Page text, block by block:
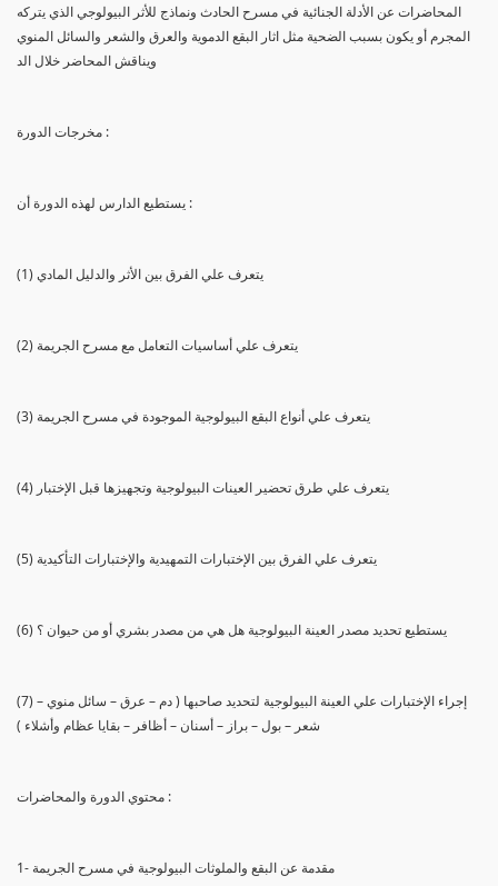
المحاضرات عن الأدلة الجنائية في مسرح الحادث ونماذج للأثر البيولوجي الذي يتركه
المجرم أو يكون بسبب الضحية مثل اثار البقع الدموية والعرق والشعر والسائل المنوي
ويناقش المحاضر خلال الد
مخرجات الدورة :
يستطيع الدارس لهذه الدورة أن :
(1) يتعرف علي الفرق بين الأثر والدليل المادي
(2) يتعرف علي أساسيات التعامل مع مسرح الجريمة
(3) يتعرف علي أنواع البقع البيولوجية الموجودة في مسرح الجريمة
(4) يتعرف علي طرق تحضير العينات البيولوجية وتجهيزها قبل الإختبار
(5) يتعرف علي الفرق بين الإختبارات التمهيدية والإختبارات التأكيدية
(6) يستطيع تحديد مصدر العينة البيولوجية هل هي من مصدر بشري أو من حيوان ؟
(7) إجراء الإختبارات علي العينة البيولوجية لتحديد صاحبها ( دم – عرق – سائل منوي –
شعر – بول – براز – أسنان – أظافر – بقايا عظام وأشلاء )
محتوي الدورة والمحاضرات :
1- مقدمة عن البقع والملوثات البيولوجية في مسرح الجريمة